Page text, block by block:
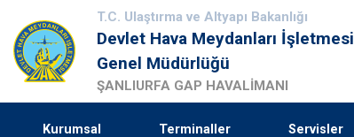
T.C. Ulaştırma ve Altyapı Bakanlığı
Devlet Hava Meydanları İşletmesi
Genel Müdürlüğü
ŞANLIURFA GAP HAVALİMANI
Kurumsal Terminaller Servisler